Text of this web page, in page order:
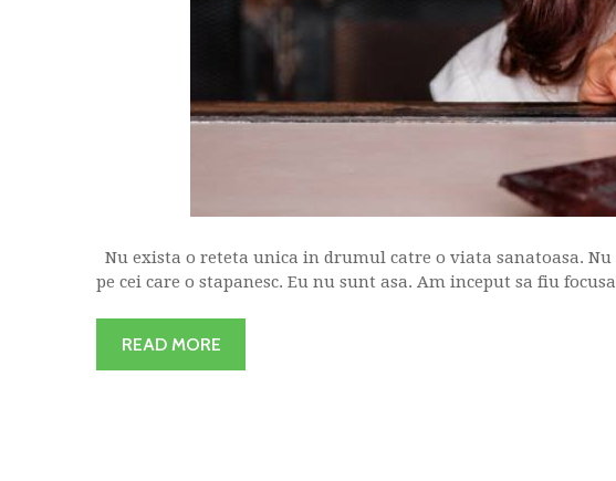
Nu exista o reteta unica in drumul catre o viata sanatoasa.
pe cei care o stapanesc. Eu nu sunt asa. Am inceput sa fiu
READ MORE